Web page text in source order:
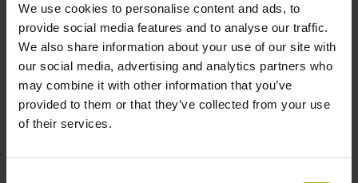
We use cookies to personalise content and ads, to
provide social media features and to analyse our traffic.
We also share information about your use of our site with
our social media, advertising and analytics partners who
may combine it with other information that you’ve
provided to them or that they’ve collected from your use
of their services.
Weitere Referenzmarken
Abstand 35 mm vom Ende der Messlänge
Referenzimpulsbreite
90°